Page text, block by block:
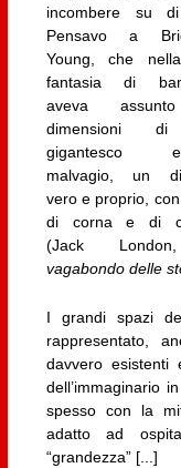
incombere su
Pensavo a
Young, che
fantasia di
aveva
dimensioni
gigantesco
malvagio, un
vero e proprio,
di corna e di
(Jack
vagabondo delle
I grandi spazi
rappresentato,
davvero esistenti
dell’immaginario
spesso con la
adatto ad
“grandezza” [...]